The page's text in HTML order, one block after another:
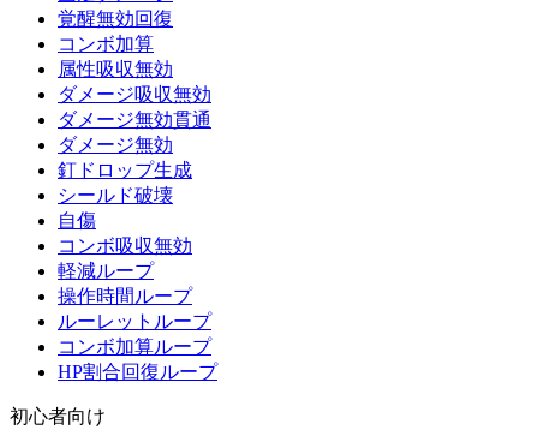
覚醒無効回復
コンボ加算
属性吸収無効
ダメージ吸収無効
ダメージ無効貫通
ダメージ無効
釘ドロップ生成
シールド破壊
自傷
コンボ吸収無効
軽減ループ
操作時間ループ
ルーレットループ
コンボ加算ループ
HP割合回復ループ
初心者向け